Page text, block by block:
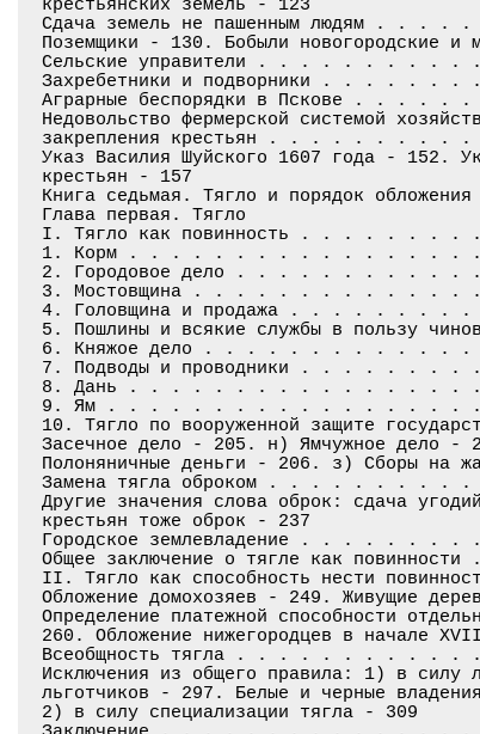
крестьянских земель - 123
Сдача земель не пашенным
Поземщики - 130. Бобыли новогородские и
Сельские управители . . . . . .
Захребетники и подворники . .
Аграрные беспорядки в Пскове
Недовольство фермерской системой
закрепления крестьян . . . . .
Указ Василия Шуйского 1607 года - 152.
крестьян - 157
Книга седьмая. Тягло и порядок обложения
Глава первая. Тягло
I. Тягло как повинность . . . .
1. Корм . . . . . . . . . . . . . . .
2. Городовое дело . . . . . . . .
3. Мостовщина . . . . . . . . . . .
4. Головщина и продажа . . . .
5. Пошлины и всякие службы в
6. Княжое дело . . . . . . . . . .
7. Подводы и проводники . . . .
8. Дань . . . . . . . . . . . . . . .
9. Ям . . . . . . . . . . . . . . . . .
10. Тягло по вооруженной защите
Засечное дело - 205. н) Ямчужное дело -
Полоняничные деньги - 206. з) Сборы на
Замена тягла оброком . . . . .
Другие значения слова оброк: сдача
крестьян тоже оброк - 237
Городское землевладение . . .
Общее заключение о тягле как
II. Тягло как способность нести
Обложение домохозяев - 249. Живущие
Определение платежной способности
260. Обложение нижегородцев в начале
Всеобщность тягла . . . . . . .
Исключения из общего правила: 1) в силу
льготчиков - 297. Белые и черные
2) в силу специализации тягла - 309